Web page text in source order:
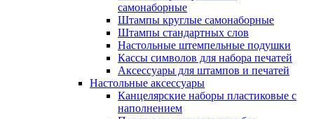
самонаборные
Штампы круглые самонаборные
Штампы стандартных слов
Настольные штемпельные подушки
Кассы символов для набора печатей
Аксессуары для штампов и печатей
Настольные аксессуары
Канцелярские наборы пластиковые с
наполнением